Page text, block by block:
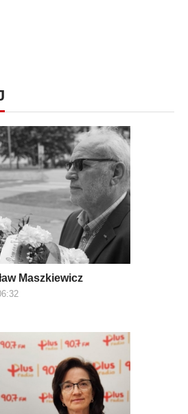
Maszkiewicz